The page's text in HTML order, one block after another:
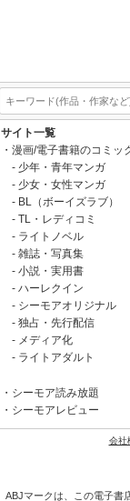
サイト一覧
漫画/電子書籍のコミッ
少年・青年マンガ
少女・女性マンガ
BL（ボーイズラブ）
TL・レディコミ
ライトノベル
雑誌・写真集
小説・実用書
ハーレクイン
シーモアオリジナル
独占・先行配信
メディア化
ライトアダルト
シーモア読み放題
シーモアレビュー
会社
ABJマークは、この電子書